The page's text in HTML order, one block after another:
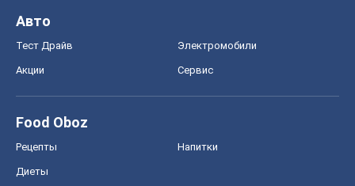
Авто
Тест Драйв Электромобили
Акции Сервис
Food Oboz
Рецепты Напитки
Диеты